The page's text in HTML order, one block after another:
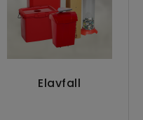
Elavfall